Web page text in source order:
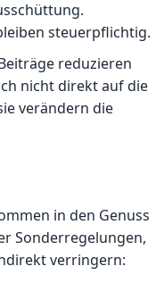
steuerpflichtig.
reduzieren
nicht direkt auf die
verändern die
in den Genuss
Sonderregelungen,
verringern: